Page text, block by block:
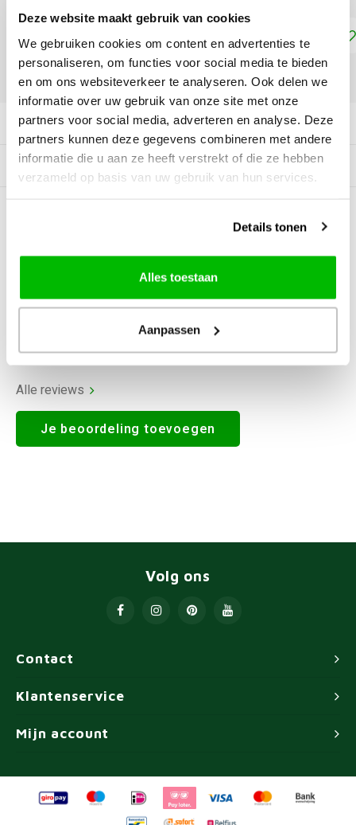
Deze website maakt gebruik van cookies
We gebruiken cookies om content en advertenties te
personaliseren, om functies voor social media te bieden
en om ons websiteverkeer te analyseren. Ook delen we
informatie over uw gebruik van onze site met onze
partners voor social media, adverteren en analyse. Deze
partners kunnen deze gegevens combineren met andere
informatie die u aan ze heeft verstrekt of die ze hebben
verzameld op basis van uw gebruik van hun services.
Details tonen
Alles toestaan
Aanpassen
Toevoegen aan winkelwagen
DELEN:
Productomschrijving
Gerelateerde producten
0Reviews
Alle reviews
Je beoordeling toevoegen
Contact
Volg ons
Klantenservice
Mijn account